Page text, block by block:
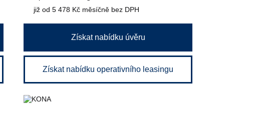
již od 5 478 Kč měsíčně bez DPH
Získat nabídku úvěru
Získat nabídku operativního leasingu